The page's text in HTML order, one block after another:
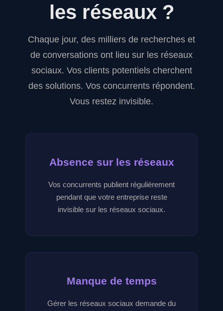
les réseaux ?
Chaque jour, des milliers de recherches et
de conversations ont lieu sur les réseaux
sociaux. Vos clients potentiels cherchent
des solutions. Vos concurrents répondent.
Vous restez invisible.
Absence sur les réseaux
Vos concurrents publient régulièrement
pendant que votre entreprise reste
invisible sur les réseaux sociaux.
Manque de temps
Gérer les réseaux sociaux demande du